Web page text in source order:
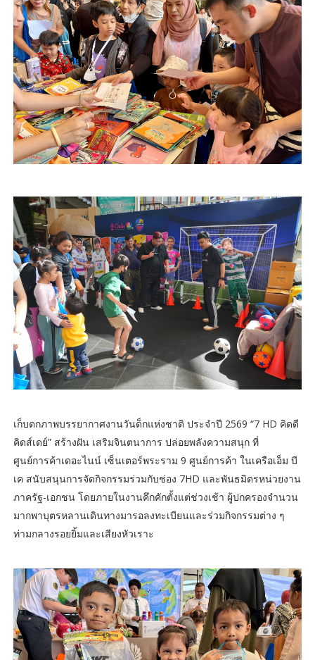
เก็บตกภาพบรรยากาศงานวันด็กแห่งชาติ ประจำปี 2569 “7 HD คิดดี
คิดส์เดย์” สร้างฝัน เสริมจินตนาการ ปล่อยพลังความสนุก ที่
ศูนย์การค้าเดอะไนน์ เซ็นเตอร์พระราม 9 ศูนย์การค้า ในเครือเอ็ม บี
เค สนับสนุนการจัดกิจกรรมร่วมกับช่อง 7HD และพันธมิตรหน่วยงาน
ภาครัฐ-เอกชน โดยภายในงานคึกคักตั้งแต่ช่วงเช้า ผู้ปกครองจำนวน
มากพาบุตรหลานเดินทางมารอลงทะเบียนและร่วมกิจกรรมต่าง ๆ
ท่ามกลางรอยยิ้มและเสียงหัวเราะ